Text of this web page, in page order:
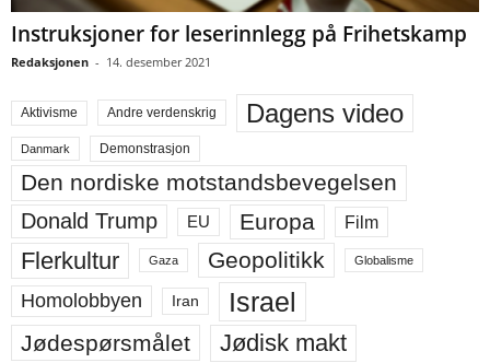
Instruksjoner for leserinnlegg på Frihetskamp
Redaksjonen - 14. desember 2021
Aktivisme Andre verdenskrig Dagens video
Danmark Demonstrasjon
Den nordiske motstandsbevegelsen
Donald Trump EU Europa Film
Flerkultur Gaza Geopolitikk Globalisme
Homolobbyen Iran Israel
Jødespørsmålet Jødisk makt